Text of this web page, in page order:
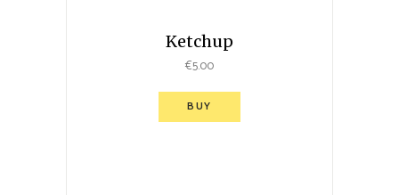
Ketchup
€5.00
BUY